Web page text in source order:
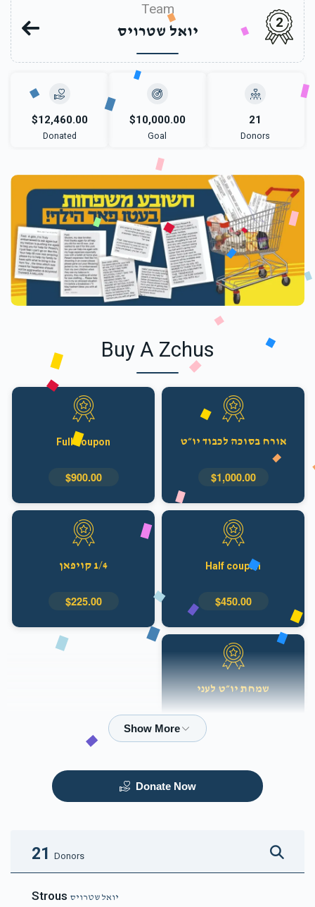
Team
יואל שטרויס
2
$12,460.00
Donated
$10,000.00
Goal
21
Donors
Buy A Zchus
אורח בסוכה לכבוד יו״ט
$1,000.00
Full coupon
$900.00
Half coupan
$450.00
1/4 קויפאן
$225.00
שמחת יו״ט לעני
Donate Now
21 Donors
Strous יואל שטרויס